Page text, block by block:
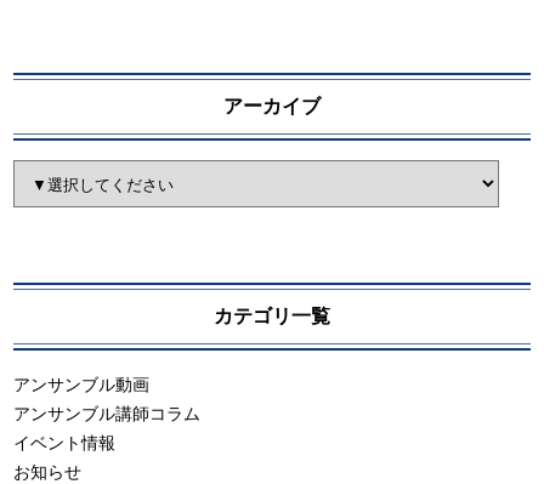
アーカイブ
カテゴリ一覧
アンサンブル動画
アンサンブル講師コラム
イベント情報
お知らせ